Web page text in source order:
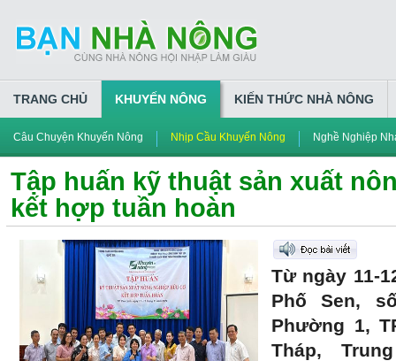
TRANG CHỦ KHUYẾN NÔNG
Câu Chuyện Khuyến Nông Nhịp Cầu Khuyến Nông Nghề Nghiệp
KIẾN THỨC NHÀ NÔNG
Tập huấn kỹ thuật sản xuất
kết hợp tuần hoàn
Từ ngày 11-
Phố Sen,
Phường 1,
Tháp,